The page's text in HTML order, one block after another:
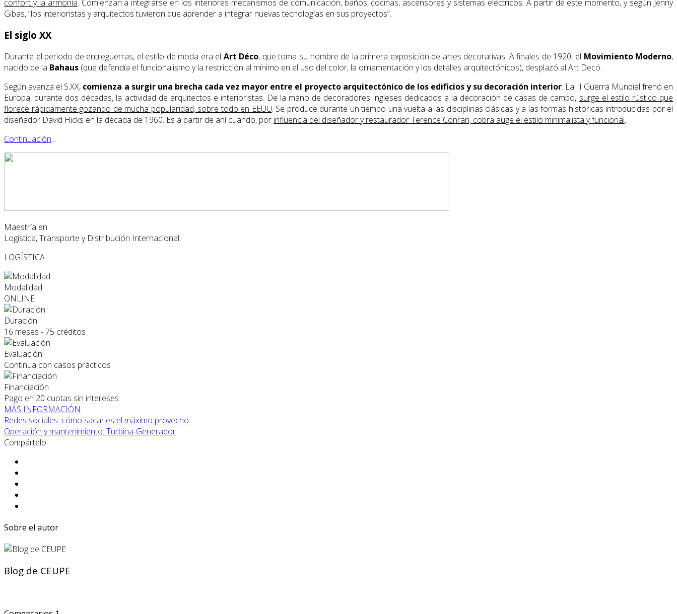
confort y la armonía. Comienzan a integrarse en los interiores mecanismos de comunicación, baños, cocinas, ascensores y sistemas eléctricos. A partir de este momento, y según Jenny
Gibas, “los interioristas y arquitectos tuvieron que aprender a integrar nuevas tecnologías en sus proyectos”.
El siglo XX
Durante el periodo de entreguerras, el estilo de moda era el Art Déco, que toma su nombre de la primera exposición de artes decorativas. A finales de 1920, el Movimiento Moderno,
nacido de la Bahaus (que defendía el funcionalismo y la restricción al mínimo en el uso del color, la ornamentación y los detalles arquitectónicos), desplazó al Art Decó.
Según avanza el S.XX, comienza a surgir una brecha cada vez mayor entre el proyecto arquitectónico de los edificios y su decoración interior. La II Guerra Mundial frenó en
Europa, durante dos décadas, la actividad de arquitectos e interioristas. De la mano de decoradores ingleses dedicados a la decoración de casas de campo, surge el estilo rústico que
florece rápidamente gozando de mucha popularidad, sobre todo en EEUU. Se produce durante un tiempo una vuelta a las disciplinas clásicas y a las formas históricas introducidas por el
diseñador David Hicks en la década de 1960. Es a partir de ahí cuando, por influencia del diseñador y restaurador Terence Conran, cobra auge el estilo minimalista y funcional.
Continuación...
Maestría en
Logística, Transporte y Distribución Internacional
LOGÍSTICA
Modalidad
ONLINE
Duración
16 meses - 75 créditos
Evaluación
Continua con casos prácticos
Financiación
Pago en 20 cuotas sin intereses
MÁS INFORMACIÓN
Redes sociales: cómo sacarles el máximo provecho
Operación y mantenimiento: Turbina-Generador
Compártelo
Sobre el autor
Blog de CEUPE